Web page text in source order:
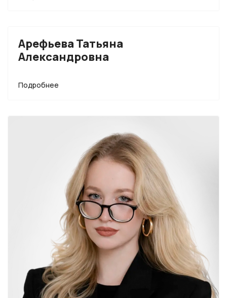
Арефьева Татьяна
Александровна
Подробнее